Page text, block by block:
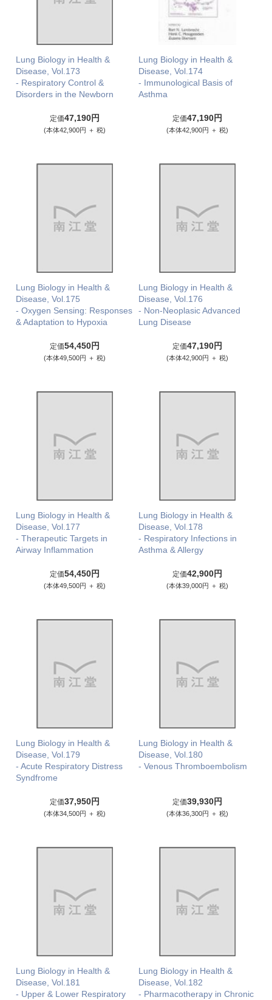
Lung Biology in Health &
Disease, Vol.173
- Respiratory Control &
Disorders in the Newborn
定価47,190円
(本体42,900円 ＋ 税)
Lung Biology in Health &
Disease, Vol.174
- Immunological Basis of
Asthma
定価47,190円
(本体42,900円 ＋ 税)
Lung Biology in Health &
Disease, Vol.175
- Oxygen Sensing: Responses
& Adaptation to Hypoxia
定価54,450円
(本体49,500円 ＋ 税)
Lung Biology in Health &
Disease, Vol.176
- Non-Neoplasic Advanced
Lung Disease
定価47,190円
(本体42,900円 ＋ 税)
Lung Biology in Health &
Disease, Vol.177
- Therapeutic Targets in
Airway Inflammation
定価54,450円
(本体49,500円 ＋ 税)
Lung Biology in Health &
Disease, Vol.178
- Respiratory Infections in
Asthma & Allergy
定価42,900円
(本体39,000円 ＋ 税)
Lung Biology in Health &
Disease, Vol.179
- Acute Respiratory Distress
Syndfrome
定価37,950円
(本体34,500円 ＋ 税)
Lung Biology in Health &
Disease, Vol.180
- Venous Thromboembolism
定価39,930円
(本体36,300円 ＋ 税)
Lung Biology in Health &
Disease, Vol.181
- Upper & Lower Respiratory
Lung Biology in Health &
Disease, Vol.182
- Pharmacotherapy in Chronic